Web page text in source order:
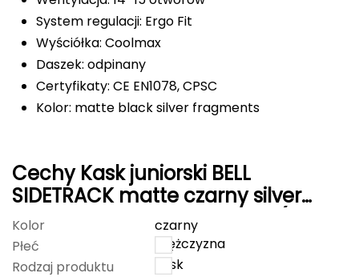
GSI Outdoors
Gear Aid
Gerber
Gilmonte
Grand Trunk
System regulacji: Ergo Fit
Wyściółka: Coolmax
Daszek: odpinany
Certyfikaty: CE EN1078, CPSC
Kolor: matte black silver fragments
Cechy Kask juniorski BELL
SIDETRACK matte czarny silver
fragments roz. Uniwersalny (50–57
cm) .
Kolor
czarny
Płeć
mężczyzna
Rodzaj produktu
kask